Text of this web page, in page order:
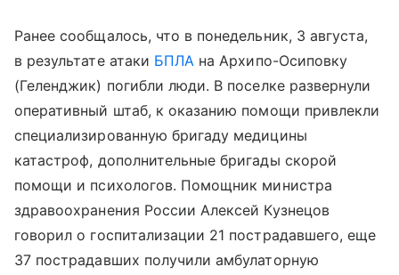
Ранее сообщалось, что в понедельник, 3 августа,
в результате атаки БПЛА на Архипо-Осиповку
(Геленджик) погибли люди. В поселке развернули
оперативный штаб, к оказанию помощи привлекли
специализированную бригаду медицины
катастроф, дополнительные бригады скорой
помощи и психологов. Помощник министра
здравоохранения России Алексей Кузнецов
говорил о госпитализации 21 пострадавшего, еще
37 пострадавших получили амбулаторную